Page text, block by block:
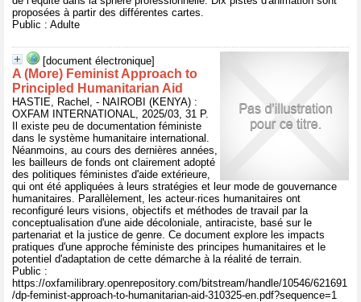
proposées à partir des différentes cartes.
Public : Adulte
[document électronique]
A (More) Feminist Approach to
Principled Humanitarian Aid
HASTIE, Rachel, - NAIROBI (KENYA) :
OXFAM INTERNATIONAL, 2025/03, 31 P.
Il existe peu de documentation féministe
dans le système humanitaire international.
Néanmoins, au cours des dernières années,
les bailleurs de fonds ont clairement adopté
des politiques féministes d'aide extérieure,
qui ont été appliquées à leurs stratégies et leur mode de gouvernance
humanitaires. Parallèlement, les acteur·rices humanitaires ont
reconfiguré leurs visions, objectifs et méthodes de travail par la
conceptualisation d'une aide décoloniale, antiraciste, basé sur le
partenariat et la justice de genre. Ce document explore les impacts
pratiques d'une approche féministe des principes humanitaires et le
potentiel d'adaptation de cette démarche à la réalité de terrain.
Public :
https://oxfamilibrary.openrepository.com/bitstream/handle/10546/621691
/dp-feminist-approach-to-humanitarian-aid-310325-en.pdf?sequence=1